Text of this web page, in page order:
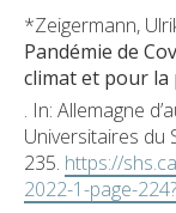
*Zeigermann,
Pandémie de
climat et pour la
. In: Allemagne
Universitaires du
235. https://
2022-1-page-